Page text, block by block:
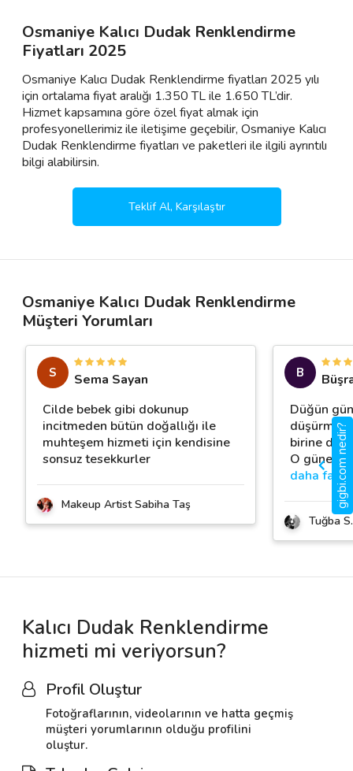
Osmaniye Kalıcı Dudak Renklendirme
Fiyatları 2025
Osmaniye Kalıcı Dudak Renklendirme fiyatları 2025 yılı
için ortalama fiyat aralığı 1.350 TL ile 1.650 TL’dir.
Hizmet kapsamına göre özel fiyat almak için
profesyonellerimiz ile iletişime geçebilir, Osmaniye Kalıcı
Dudak Renklendirme fiyatları ve paketleri ile ilgili ayrıntılı
bilgi alabilirsin.
Teklif Al, Karşılaştır
Osmaniye Kalıcı Dudak Renklendirme
Müşteri Yorumları
S
Sema Sayan
Cilde bebek gibi dokunup
incitmeden bütün doğallığı ile
muhteşem hizmeti için kendisine
sonsuz tesekkurler
Makeup Artist Sabiha Taş
B
Düğün
birine
O güne
daha fazla
Tuğba S.
Kalıcı Dudak Renklendirme
hizmeti mi veriyorsun?
Profil Oluştur
Fotoğraflarının, videolarının ve hatta geçmiş
müşteri yorumlarının olduğu profilini
oluştur.
gigbi.com nedir?